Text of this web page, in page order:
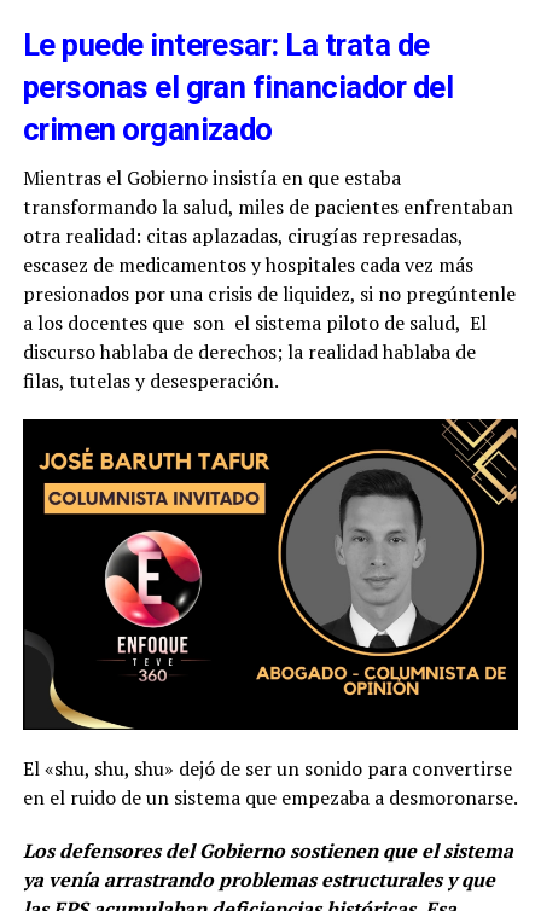
Le puede interesar: La trata de
personas el gran financiador del
crimen organizado
Mientras el Gobierno insistía en que estaba
transformando la salud, miles de pacientes enfrentaban
otra realidad: citas aplazadas, cirugías represadas,
escasez de medicamentos y hospitales cada vez más
presionados por una crisis de liquidez, si no pregúntenle
a los docentes que son el sistema piloto de salud, El
discurso hablaba de derechos; la realidad hablaba de
filas, tutelas y desesperación.
El «shu, shu, shu» dejó de ser un sonido para convertirse
en el ruido de un sistema que empezaba a desmoronarse.
Los defensores del Gobierno sostienen que el sistema
ya venía arrastrando problemas estructurales y que